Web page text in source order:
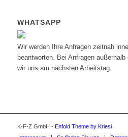
WHATSAPP
Wir werden Ihre Anfragen zeitnah
beantworten. Bei Anfragen
wir uns am nächsten Arbeitstag.
K-F-Z GmbH - Enfold Theme by Kriesi